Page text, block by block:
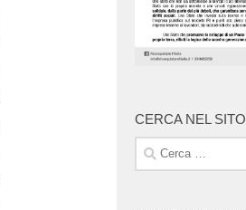
CERCA NEL SITO
Ricerca
per: